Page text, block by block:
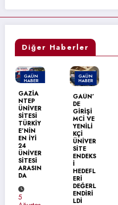
Diğer Haberler
GAÜN
HABER
MANŞET
GAZİA
NTEP
ÜNİVER
SİTESİ
TÜRKİY
E’NİN
EN İYİ
ÜNİVER
SİTESİ
ARASIN
GAÜN
HABER
GAÜN’
GİRİŞİ
MCİ VE
YENİLİ
ÜNİVER
SİTE
ENDEKS
HEDEFL
DEĞERL
ENDİRİ